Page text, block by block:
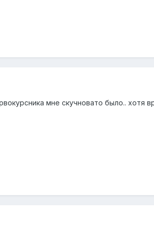
мне скучновато было.. хотя